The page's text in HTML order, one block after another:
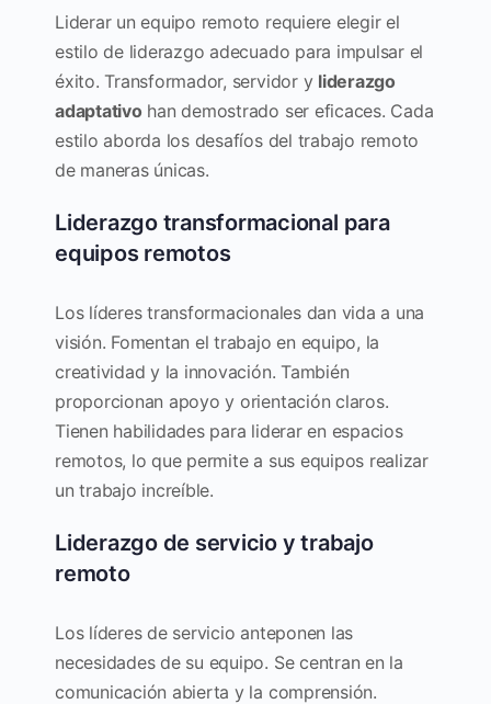
Liderar un equipo remoto requiere elegir el
estilo de liderazgo adecuado para impulsar el
éxito. Transformador, servidor y liderazgo
adaptativo han demostrado ser eficaces. Cada
estilo aborda los desafíos del trabajo remoto
de maneras únicas.
Liderazgo transformacional para
equipos remotos
Los líderes transformacionales dan vida a una
visión. Fomentan el trabajo en equipo, la
creatividad y la innovación. También
proporcionan apoyo y orientación claros.
Tienen habilidades para liderar en espacios
remotos, lo que permite a sus equipos realizar
un trabajo increíble.
Liderazgo de servicio y trabajo
remoto
Los líderes de servicio anteponen las
necesidades de su equipo. Se centran en la
comunicación abierta y la comprensión.